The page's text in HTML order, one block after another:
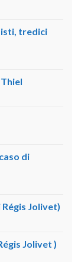
tredici
di
Jolivet)
Jolivet )